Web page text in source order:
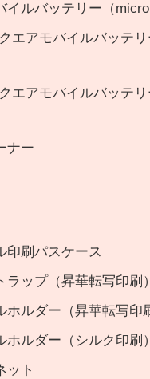
イルバッテリー（micro
エアモバイルバッテ
エアモバイルバッテ
ナー
印刷パスケース
ラップ（昇華転写印
ホルダー（昇華転写印
ホルダー（シルク印刷）
ット